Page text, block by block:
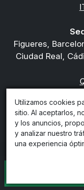
Figueres,
Ciudad Real,
Política de
Utilizamos cookies
sitio. Al aceptarlos,
y los anuncios,
y analizar nuestro
una experiencia